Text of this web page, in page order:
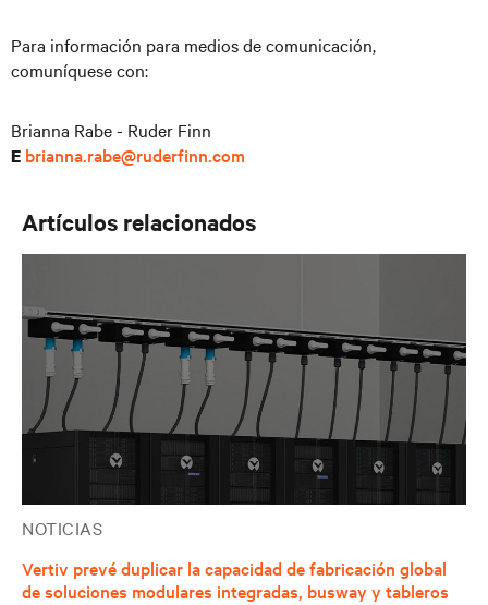
Para información para medios de comunicación,
comuníquese con:
Brianna Rabe - Ruder Finn
E brianna.rabe@ruderfinn.com
Artículos relacionados
NOTICIAS
Vertiv prevé duplicar la capacidad de fabricación global
de soluciones modulares integradas, busway y tableros